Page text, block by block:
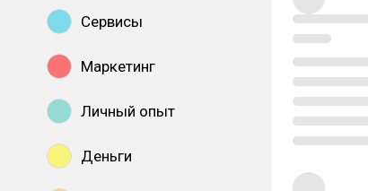
Сервисы
Маркетинг
Личный опыт
Деньги